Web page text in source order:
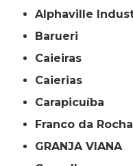
Alphaville
Barueri
Caieiras
Caierias
Carapicuíba
Franco da Rocha
GRANJA VIANA